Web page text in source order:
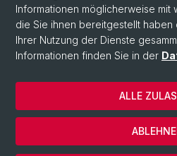
© Universität Basel
Datenschutzerklärung
Philosophisch-Historische Fakultät
Informationen möglicherweise mit
die Sie ihnen bereitgestellt haben
Ihrer Nutzung der Dienste
Informationen finden Sie in der
ALLE